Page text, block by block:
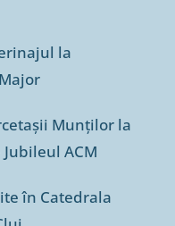
la
Munților la
ACM
în Catedrala